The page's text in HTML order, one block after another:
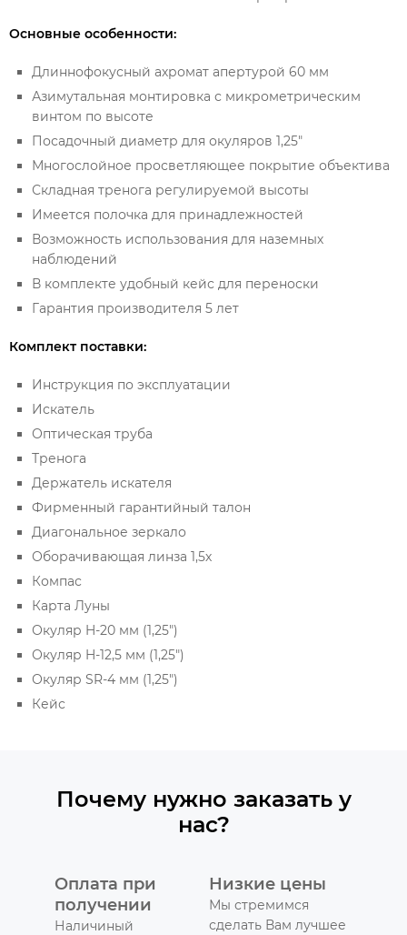
Основные особенности:
Длиннофокусный ахромат апертурой 60 мм
Азимутальная монтировка с микрометрическим
винтом по высоте
Посадочный диаметр для окуляров 1,25"
Многослойное просветляющее покрытие объектива
Складная тренога регулируемой высоты
Имеется полочка для принадлежностей
Возможность использования для наземных
наблюдений
В комплекте удобный кейс для переноски
Гарантия производителя 5 лет
Комплект поставки:
Инструкция по эксплуатации
Искатель
Оптическая труба
Тренога
Держатель искателя
Фирменный гарантийный талон
Диагональное зеркало
Оборачивающая линза 1,5х
Компас
Карта Луны
Окуляр H-20 мм (1,25")
Окуляр H-12,5 мм (1,25")
Окуляр SR-4 мм (1,25")
Кейс
Почему нужно заказать у
нас?
Оплата при
получении
Наличиный
Низкие цены
Мы стремимся
сделать Вам лучшее